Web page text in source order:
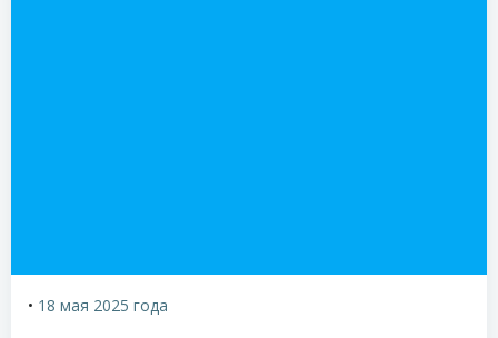
• 18 мая 2025 года